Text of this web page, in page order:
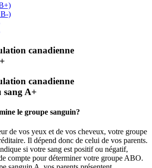
)
canadienne
canadienne
sang A+
le groupe sanguin?
de vos yeux et de vos cheveux, votre groupe
Il dépend donc de celui de vos parents.
si votre sang est positif ou négatif,
compte pour déterminer votre groupe ABO.